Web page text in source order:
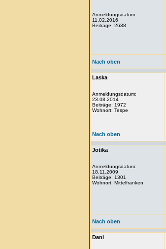
Anmeldungsdatum:
11.02.2016
Beiträge: 2638
Nach oben
Laska
Anmeldungsdatum:
23.08.2014
Beiträge: 1972
Wohnort: Tespe
Nach oben
Jotika
Anmeldungsdatum:
18.11.2009
Beiträge: 1301
Wohnort: Mittelfranken
Nach oben
Dani